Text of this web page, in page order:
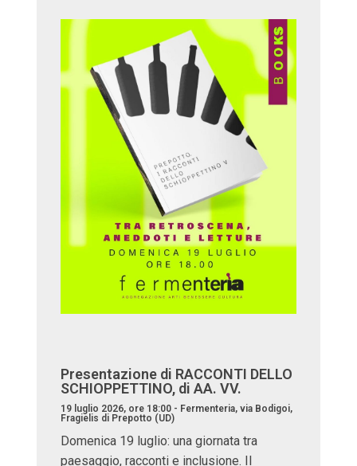
Presentazione di RACCONTI DELLO
SCHIOPPETTINO, di AA. VV.
19 luglio 2026, ore 18:00 - Fermenteria, via Bodigoi,
Fragielis di Prepotto (UD)
Domenica 19 luglio: una giornata tra
paesaggio, racconti e inclusione. Il